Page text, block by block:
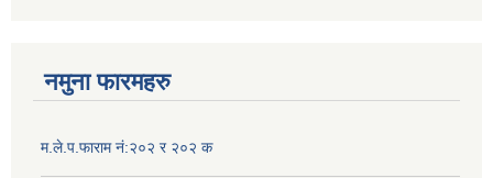
नमुना फारमहरु
म.ले.प.फाराम नं:२०२ र २०२ क